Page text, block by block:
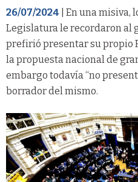
26/07/2024 | En una misiva,
Legislatura le recordaron al
prefirió presentar su propio
la propuesta nacional de
embargo todavía “no
borrador del mismo.